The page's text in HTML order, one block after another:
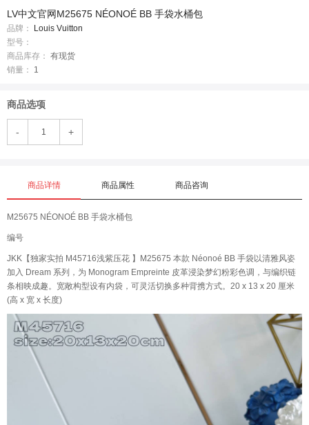
LV中文官网M25675 NÉONOÉ BB 手袋水桶包
品牌：
Louis Vuitton
型号：
商品库存： 有现货
销量：
1
商品选项
- +
商品详情 商品属性 商品咨询
M25675 NÉONOÉ BB 手袋水桶包
编号
JKK【独家实拍 M45716浅紫压花 】M25675 本款 Néonoé BB 手袋以清雅风姿
加入 Dream 系列，为 Monogram Empreinte 皮革浸染梦幻粉彩色调，与编织链
条相映成趣。宽敞构型设有内袋，可灵活切换多种背携方式。20 x 13 x 20 厘米
(高 x 宽 x 长度)